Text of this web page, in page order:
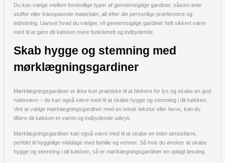
Du kan vælge mellem forskellige typer af gennemsigtige gardiner, såsom lette
stoffer eller transparente materialer, alt efter din personlige præference og
indretning. Uanset hvad du vælger, vil gennemsigtige gardiner helt sikkert være
med til at gøre dit køkken mere funktionelt og indbydende.
Skab hygge og stemning med
mørklægningsgardiner
Mørklægningsgardiner er ikke kun praktiske til at blokere for lys og skabe en god
nattesøvn – de kan også være med til at skabe hygge og stemning i dit køkken.
Ved at vælge mørklægningsgardiner med en smuk tekstur eller farve, kan du
tilføre dit køkken et varmt og indbydende udtryk.
Mørklægningsgardiner kan også være med til at skabe en intim atmosfære,
perfekt til hyggelige middage med familie og venner. Så hvis du ønsker at skabe
hygge og stemning i dit køkken, så er mørklægningsgardiner en oplagt løsning.